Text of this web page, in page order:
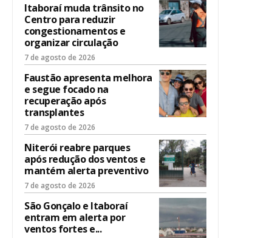
Itaboraí muda trânsito no
Centro para reduzir
congestionamentos e
organizar circulação
7 de agosto de 2026
Faustão apresenta melhora
e segue focado na
recuperação após
transplantes
7 de agosto de 2026
Niterói reabre parques
após redução dos ventos e
mantém alerta preventivo
7 de agosto de 2026
São Gonçalo e Itaboraí
entram em alerta por
ventos fortes e...